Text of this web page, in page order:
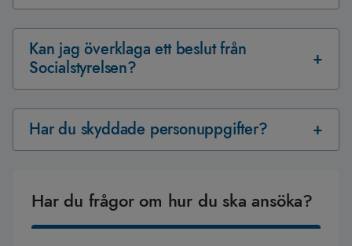
Kan jag överklaga ett beslut från
Socialstyrelsen?
Har du skyddade personuppgifter?
Har du frågor om hur du ska ansöka?